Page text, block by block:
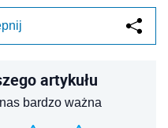
artykułu
bardzo ważna